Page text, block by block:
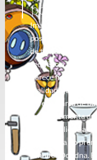
podemos
Imagine um mundo
possam ser
de texto. Deletou
sequência ali e
Parece ficção
realidade já está
parece marca de
uma ferramenta
quem explica é a
ganhadora do
Jennifer Doudna.